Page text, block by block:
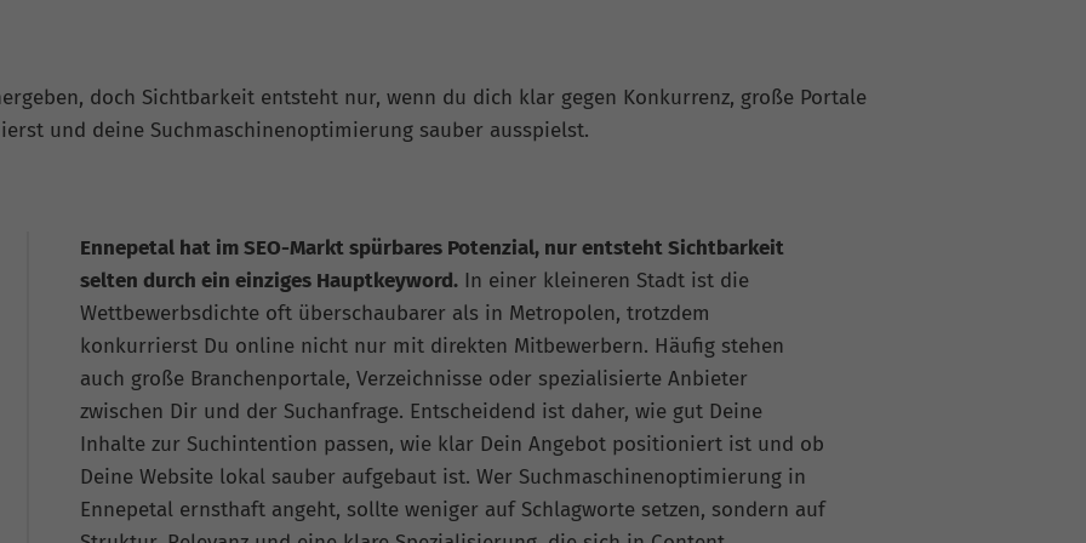
doch Sichtbarkeit entsteht nur, wenn du dich klar gegen Konkurrenz, große Portale
und deine Suchmaschinenoptimierung sauber ausspielst.
Ennepetal hat im SEO-Markt spürbares Potenzial, nur entsteht Sichtbarkeit
selten durch ein einziges Hauptkeyword. In einer kleineren Stadt ist die
Wettbewerbsdichte oft überschaubarer als in Metropolen, trotzdem
konkurrierst Du online nicht nur mit direkten Mitbewerbern. Häufig stehen
auch große Branchenportale, Verzeichnisse oder spezialisierte Anbieter
zwischen Dir und der Suchanfrage. Entscheidend ist daher, wie gut Deine
Inhalte zur Suchintention passen, wie klar Dein Angebot positioniert ist und ob
Deine Website lokal sauber aufgebaut ist. Wer Suchmaschinenoptimierung in
Ennepetal ernsthaft angeht, sollte weniger auf Schlagworte setzen, sondern auf